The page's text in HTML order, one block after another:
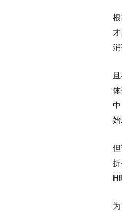
中
始